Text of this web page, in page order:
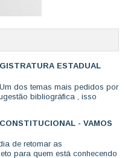
ESTADUAL
dos temas mais pedidos por
bibliográfica , isso
- VAMOS
de retomar as
para quem está conhecendo